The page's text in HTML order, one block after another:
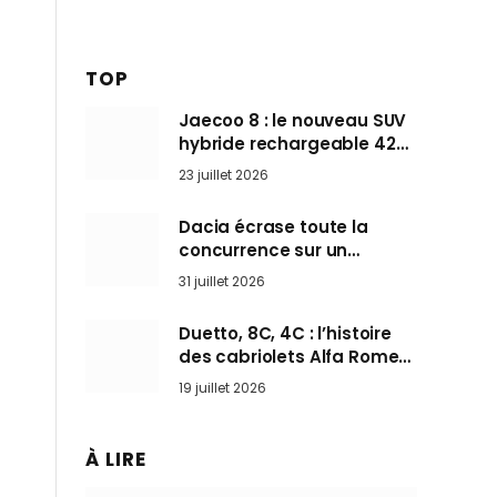
TOP
Jaecoo 8 : le nouveau SUV
hybride rechargeable 428
ch qui vise l’Audi Q7 arrive
en Europe cet automne
23 juillet 2026
Dacia écrase toute la
concurrence sur un
marché où personne ne
l’attendait
31 juillet 2026
Duetto, 8C, 4C : l’histoire
des cabriolets Alfa Romeo,
ces Spider qui ont défini
l’art de rouler cheveux au
19 juillet 2026
À LIRE